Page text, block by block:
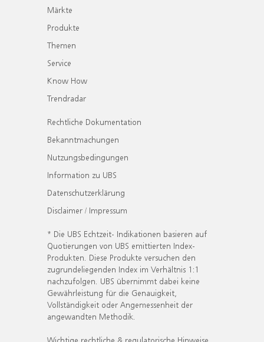
Märkte
Produkte
Themen
Service
Know How
Trendradar
Rechtliche Dokumentation
Bekanntmachungen
Nutzungsbedingungen
Information zu UBS
Datenschutzerklärung
Disclaimer / Impressum
* Die UBS Echtzeit- Indikationen basieren auf
Quotierungen von UBS emittierten Index-
Produkten. Diese Produkte versuchen den
zugrundeliegenden Index im Verhältnis 1:1
nachzufolgen. UBS übernimmt dabei keine
Gewährleistung für die Genauigkeit,
Vollständigkeit oder Angemessenheit der
angewandten Methodik.